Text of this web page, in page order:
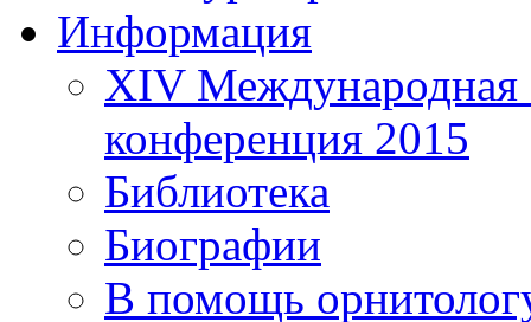
Информация
XIV Международная
конференция 2015
Библиотека
Биографии
В помощь